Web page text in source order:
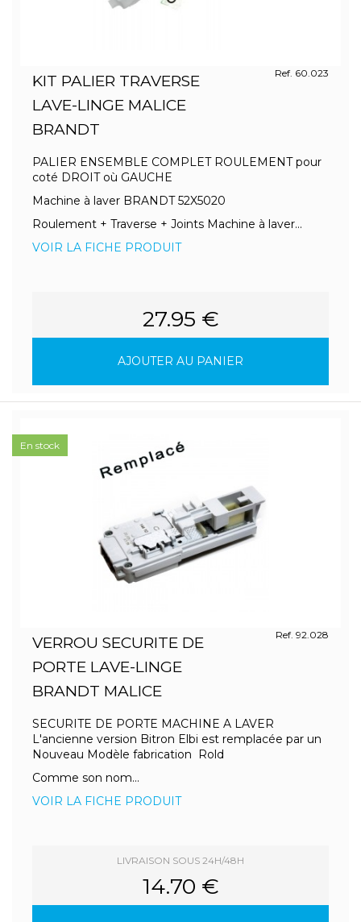
KIT PALIER TRAVERSE
LAVE-LINGE MALICE
BRANDT
Ref. 60.023
PALIER ENSEMBLE COMPLET ROULEMENT pour
coté DROIT où GAUCHE
Machine à laver BRANDT 52X5020
Roulement + Traverse + Joints Machine à laver...
VOIR LA FICHE PRODUIT
27.95 €
AJOUTER AU PANIER
VERROU SECURITE DE
PORTE LAVE-LINGE
BRANDT MALICE
Ref. 92.028
SECURITE DE PORTE MACHINE A LAVER
L'ancienne version Bitron Elbi est remplacée par un
Nouveau Modèle fabrication Rold
Comme son nom...
VOIR LA FICHE PRODUIT
LIVRAISON SOUS 24H/48H
14.70 €
En stock